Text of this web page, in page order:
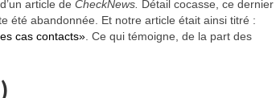
article de CheckNews. Détail cocasse, ce dernier
été abandonnée. Et notre article était ainsi titré :
cas contacts» . Ce qui témoigne, de la part des